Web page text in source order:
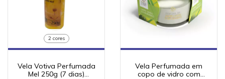
2 cores
Vela Votiva Perfumada
Mel 250g (7 dias)
Vela Perfumada em
copo de vidro com